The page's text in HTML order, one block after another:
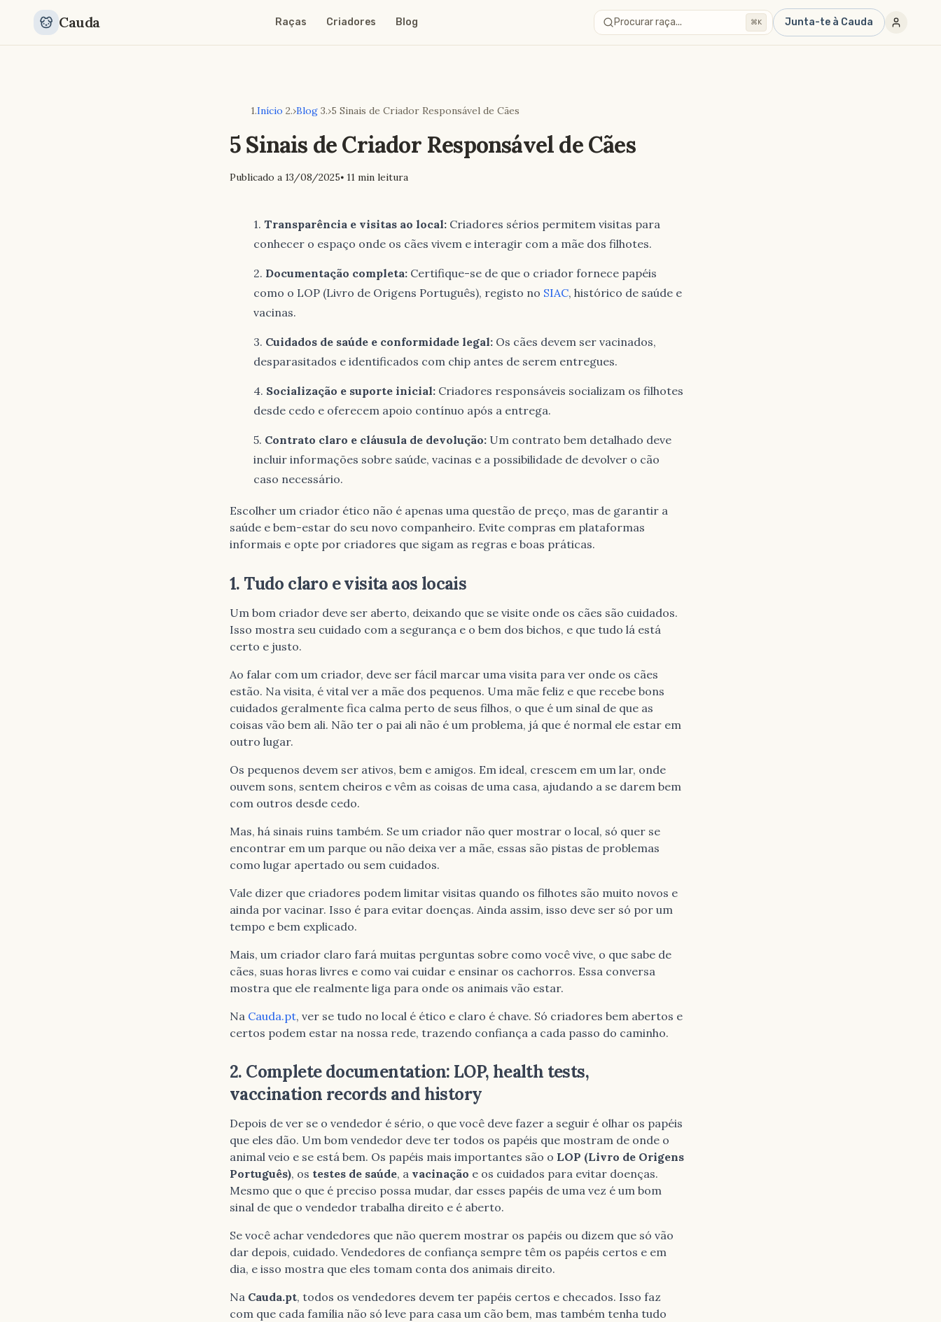
Cauda Raças Criadores Blog Procurar raça... ⌘K Junta-te à Cauda
Início ›Blog ›5 Sinais de Criador Responsável de Cães
5 Sinais de Criador Responsável de Cães
Publicado a 13/08/2025⦁ 11 min leitura
Transparência e visitas ao local: Criadores sérios permitem visitas para
conhecer o espaço onde os cães vivem e interagir com a mãe dos filhotes.
Documentação completa: Certifique-se de que o criador fornece papéis
como o LOP (Livro de Origens Português), registo no SIAC, histórico de saúde e
vacinas.
Cuidados de saúde e conformidade legal: Os cães devem ser vacinados,
desparasitados e identificados com chip antes de serem entregues.
Socialização e suporte inicial: Criadores responsáveis socializam os filhotes
desde cedo e oferecem apoio contínuo após a entrega.
Contrato claro e cláusula de devolução: Um contrato bem detalhado deve
incluir informações sobre saúde, vacinas e a possibilidade de devolver o cão
caso necessário.
Escolher um criador ético não é apenas uma questão de preço, mas de garantir a
saúde e bem-estar do seu novo companheiro. Evite compras em plataformas
informais e opte por criadores que sigam as regras e boas práticas.
1. Tudo claro e visita aos locais
Um bom criador deve ser aberto, deixando que se visite onde os cães são cuidados.
Isso mostra seu cuidado com a segurança e o bem dos bichos, e que tudo lá está
certo e justo.
Ao falar com um criador, deve ser fácil marcar uma visita para ver onde os cães
estão. Na visita, é vital ver a mãe dos pequenos. Uma mãe feliz e que recebe bons
cuidados geralmente fica calma perto de seus filhos, o que é um sinal de que as
coisas vão bem ali. Não ter o pai ali não é um problema, já que é normal ele estar em
outro lugar.
Os pequenos devem ser ativos, bem e amigos. Em ideal, crescem em um lar, onde
ouvem sons, sentem cheiros e vêm as coisas de uma casa, ajudando a se darem bem
com outros desde cedo.
Mas, há sinais ruins também. Se um criador não quer mostrar o local, só quer se
encontrar em um parque ou não deixa ver a mãe, essas são pistas de problemas
como lugar apertado ou sem cuidados.
Vale dizer que criadores podem limitar visitas quando os filhotes são muito novos e
ainda por vacinar. Isso é para evitar doenças. Ainda assim, isso deve ser só por um
tempo e bem explicado.
Mais, um criador claro fará muitas perguntas sobre como você vive, o que sabe de
cães, suas horas livres e como vai cuidar e ensinar os cachorros. Essa conversa
mostra que ele realmente liga para onde os animais vão estar.
Na Cauda.pt, ver se tudo no local é ético e claro é chave. Só criadores bem abertos e
certos podem estar na nossa rede, trazendo confiança a cada passo do caminho.
2. Complete documentation: LOP, health tests,
vaccination records and history
Depois de ver se o vendedor é sério, o que você deve fazer a seguir é olhar os papéis
que eles dão. Um bom vendedor deve ter todos os papéis que mostram de onde o
animal veio e se está bem. Os papéis mais importantes são o LOP (Livro de Origens
Português), os testes de saúde, a vacinação e os cuidados para evitar doenças.
Mesmo que o que é preciso possa mudar, dar esses papéis de uma vez é um bom
sinal de que o vendedor trabalha direito e é aberto.
Se você achar vendedores que não querem mostrar os papéis ou dizem que só vão
dar depois, cuidado. Vendedores de confiança sempre têm os papéis certos e em
dia, e isso mostra que eles tomam conta dos animais direito.
Na Cauda.pt, todos os vendedores devem ter papéis certos e checados. Isso faz
com que cada família não só leve para casa um cão bem, mas também tenha tudo